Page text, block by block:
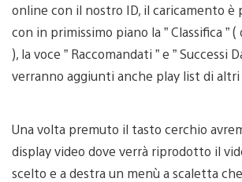
online con il nostro ID, il caricamento è
con in primissimo piano la ” Classifica ”
), la voce ” Raccomandati ” e ” Successi
verranno aggiunti anche play list di altri
Una volta premuto il tasto cerchio
display video dove verrà riprodotto il
scelto e a destra un menù a scaletta